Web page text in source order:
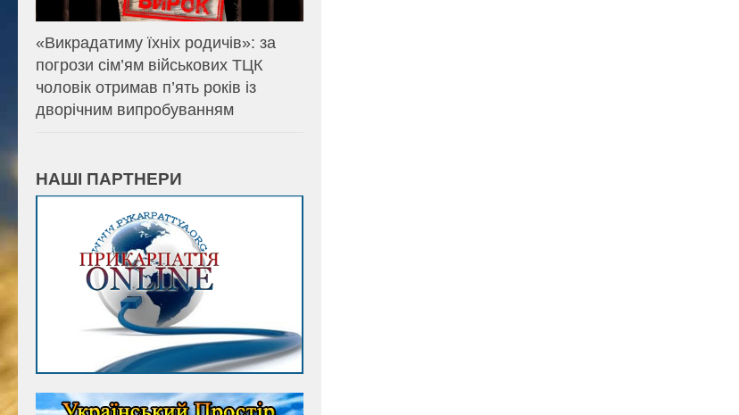
«Викрадатиму їхніх родичів»: за
погрози сім’ям військових ТЦК
чоловік отримав п’ять років із
дворічним випробуванням
НАШІ ПАРТНЕРИ